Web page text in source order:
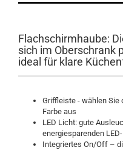
Flachschirmhaube:
sich im Oberschrank
ideal für klare
Griffleiste - wählen Sie
Farbe aus
LED Licht: gute
energiesparenden
Integriertes On/Off –